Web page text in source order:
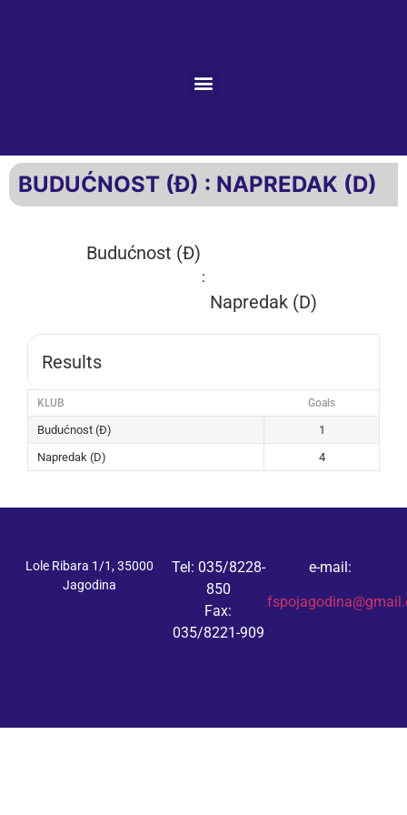
BUDUĆNOST (Đ) : NAPREDAK (D)
Budućnost (Đ)
:
Napredak (D)
Results
KLUB Goals
Budućnost (Đ)
1
Napredak (D)
4
Lole Ribara 1/1, 35000
Jagodina
Tel: 035/8228-
850
Fax:
035/8221-909
e-mail: